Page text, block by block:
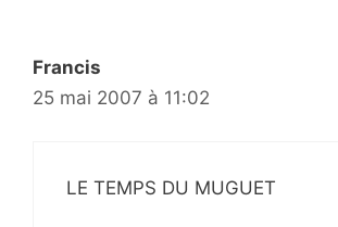
Francis
25 mai 2007 à 11:02
LE TEMPS DU MUGUET